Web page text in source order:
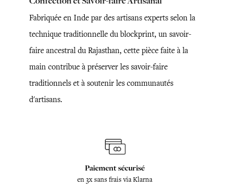
Fabriquée en Inde par des artisans experts selon la
technique traditionnelle du blockprint, un savoir-
faire ancestral du Rajasthan, cette pièce faite à la
main contribue à préserver les savoir-faire
traditionnels et à soutenir les communautés
d'artisans.
Paiement sécurisé
en 3x sans frais via Klarna